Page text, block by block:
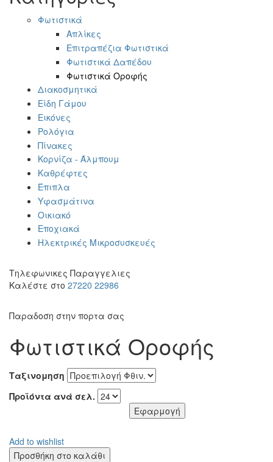
Φωτιστικά
Απλίκες
Επιτραπέζια Φωτιστικά
Φωτιστικά Δαπέδου
Φωτιστικά Οροφής
Διακοσμητικά
Είδη Γάμου
Εικόνες
Ρολόγια
Πίνακες
Κορνίζα - Άλμπουμ
Καθρέφτες
Έπιπλα
Υφασμάτινα
Οικιακό
Εποχιακά
Ηλεκτρικές Μικροσυσκευές
Τηλεφωνικες Παραγγελιες
Καλέστε στο 27220 22986
Παραδοση στην πορτα σας
Φωτιστικά Οροφής
Ταξινομηση
Προϊόντα ανά σελ.
Add to wishlist